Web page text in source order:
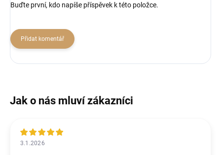
Buďte první, kdo napíše příspěvek k této položce.
Přidat komentář
3.1.2026